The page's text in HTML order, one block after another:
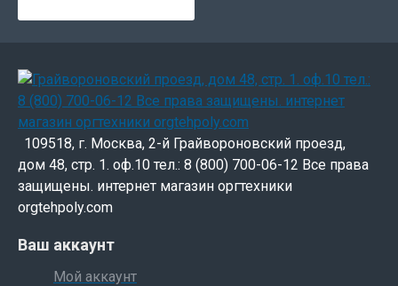
109518, г. Москва, 2-й Грайвороновский проезд,
дом 48, стр. 1. оф.10 тел.: 8 (800) 700-06-12 Все права
защищены. интернет магазин оргтехники
orgtehpoly.com
Ваш аккаунт
Мой аккаунт